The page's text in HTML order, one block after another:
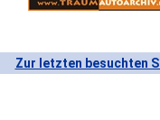
Zur letzten besuchten